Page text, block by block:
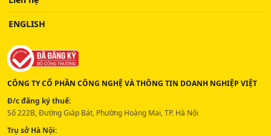
ENGLISH
CÔNG TY CỔ PHẦN CÔNG NGHỆ VÀ THÔNG TIN DOANH NGHIỆP VIỆT
Đ/c đăng ký thuế:
Số 222B, Đường Giáp Bát, Phường Hoàng Mai, TP. Hà Nội
Trụ sở Hà Nội: